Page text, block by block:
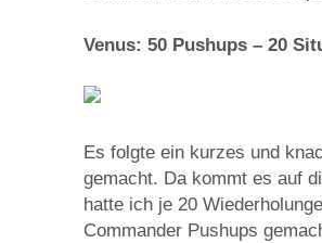
Venus: 50 Pushups – 20
Es folgte ein kurzes und
gemacht. Da kommt es auf
hatte ich je 20
Commander Pushups